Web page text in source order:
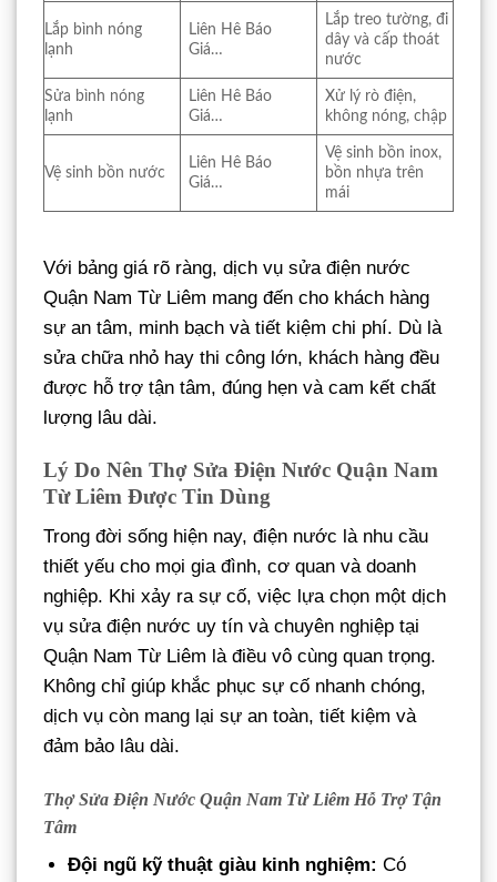
Lắp bình nóng
lạnh
Liên Hê Báo
Giá…
Lắp treo tường, đi
dây và cấp thoát
nước
Sửa bình nóng
lạnh
Liên Hê Báo
Giá…
Xử lý rò điện,
không nóng, chập
Vệ sinh bồn nước
Liên Hê Báo
Giá…
Vệ sinh bồn inox,
bồn nhựa trên
mái
Với bảng giá rõ ràng, dịch vụ sửa điện nước
Quận Nam Từ Liêm mang đến cho khách hàng
sự an tâm, minh bạch và tiết kiệm chi phí. Dù là
sửa chữa nhỏ hay thi công lớn, khách hàng đều
được hỗ trợ tận tâm, đúng hẹn và cam kết chất
lượng lâu dài.
Lý Do Nên Thợ Sửa Điện Nước Quận Nam
Từ Liêm Được Tin Dùng
Trong đời sống hiện nay, điện nước là nhu cầu
thiết yếu cho mọi gia đình, cơ quan và doanh
nghiệp. Khi xảy ra sự cố, việc lựa chọn một dịch
vụ sửa điện nước uy tín và chuyên nghiệp tại
Quận Nam Từ Liêm là điều vô cùng quan trọng.
Không chỉ giúp khắc phục sự cố nhanh chóng,
dịch vụ còn mang lại sự an toàn, tiết kiệm và
đảm bảo lâu dài.
Thợ Sửa Điện Nước Quận Nam Từ Liêm Hỗ Trợ Tận
Tâm
Đội ngũ kỹ thuật giàu kinh nghiệm: Có